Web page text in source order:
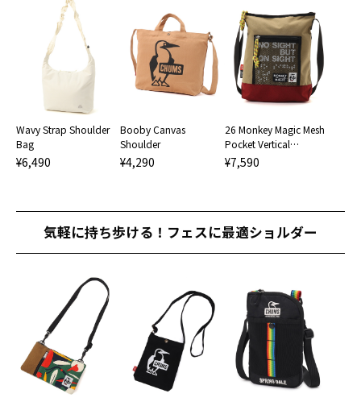
Wavy Strap Shoulder
Bag
¥6,490
Booby Canvas
Shoulder
¥4,290
26 Monkey Magic Mesh
Pocket Vertical
Shoulder Bag
¥7,590
気軽に持ち歩ける！フェスに最適ショルダー